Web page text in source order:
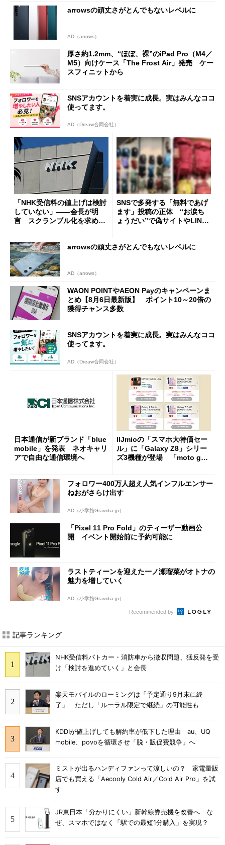
arrowsの頑丈さがとんでもないレベルに
AD（arrows）
厚さ約1.2mm、“ほぼ、裸”のiPad Pro（M4／
M5）向けケース「The Frost Air」発売 ケー
スフィニットから
SNSアカウントを着実に成長。実はみんなココ
使ってます。
AD（Dreaw合同会社）
「NHK受信料の値上げは検討
していない」――会長が明
言 スクランブル化を求める
SNSで多発する「無料であげ
ます」投稿の正体 “お涙ち
ょうだい”で偽サイトやLINE
arrowsの頑丈さがとんでもないレベルに
AD（arrows）
WAON POINTやAEON Payのキャンペーンま
とめ【8月6日最新版】 ポイント10～20倍の
獲得チャンス多数
SNSアカウントを着実に成長。実はみんなココ
使ってます。
AD（Dreaw合同会社）
日本通信が新ブランド「blue
mobile」を発表 ネオキャリ
アで自由な通信環境へ
IIJmioの「スマホ大特価セー
ル」に「Galaxy Z8」シリー
ズ3機種が登場 「moto g37
フォロワー400万人超え人気インフルエンサー
ねおがさらけ出す
AD（小学館Gravidia.jp）
「Pixel 11 Pro Fold」のティーザー動画公
開 イベント開始前に予約可能に
ラストティーンを迎えた一ノ瀬瑠菜がオトナの
魅力を増していく
AD（小学館Gravidia.jp）
Recommended by
記事ランキング
NHK受信料パトカー・消防車から徴収問題、猛反発を受
け「検討を進めていく」と会長
楽天モバイルのローミングは「予定通り9月末に終
了」 ただし「ルーラル限定で継続」の可能性も
KDDIが値上げしても解約率が低下した理由 au、UQ
mobile、povoを循環させ「脱・販促費競争」へ
ミストが出るハンディファンって涼しいの？ 家電量販
店でも買える「Aecooly Cold Air／Cold Air Pro」を試
す
JR東日本「分かりにくい」新幹線券売機を改善へ な
ぜ、スマホではなく「駅での最短1分購入」を実現？